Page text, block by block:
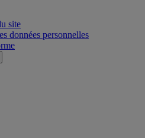
site
données personnelles